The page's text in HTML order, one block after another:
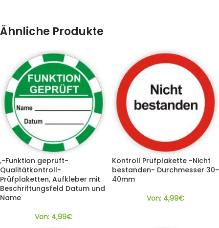
Ähnliche Produkte
‚-Funktion geprüft-
Qualitätkontroll-
Prüfplaketten, Aufkleber mit
Beschriftungsfeld Datum und
Name
Von: 4,99€
Kontroll Prüfplakette -Nicht
bestanden- Durchmesser 30-
40mm
Von: 4,99€